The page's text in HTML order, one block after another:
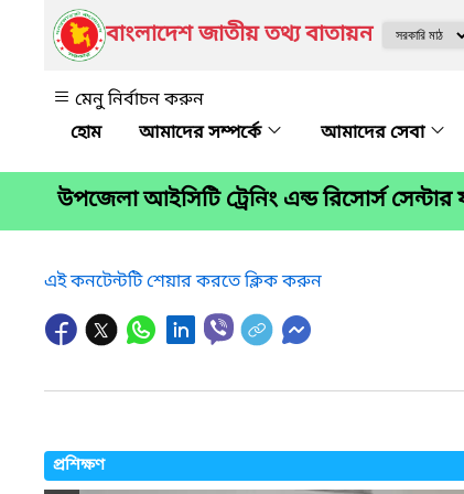
বাংলাদেশ জাতীয় তথ্য বাতায়ন
মেনু নির্বাচন করুন
আমাদের সম্পর্কে
আমাদের সেবা
উপজেলা আইসিটি ট্রেনিং এন্ড রিসোর্স
এই কনটেন্টটি শেয়ার করতে ক্লিক করুন
প্রশিক্ষণ